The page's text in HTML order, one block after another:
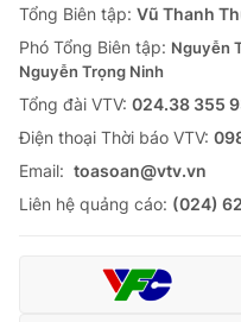
Tổng Biên tập: Vũ Thanh
Phó Tổng Biên tập: Nguyễn
Nguyễn Trọng Ninh
Tổng đài VTV: 024.38 355
Ðiện thoại Thời báo VTV:
Email: toasoan@vtv.vn
Liên hệ quảng cáo: (024)